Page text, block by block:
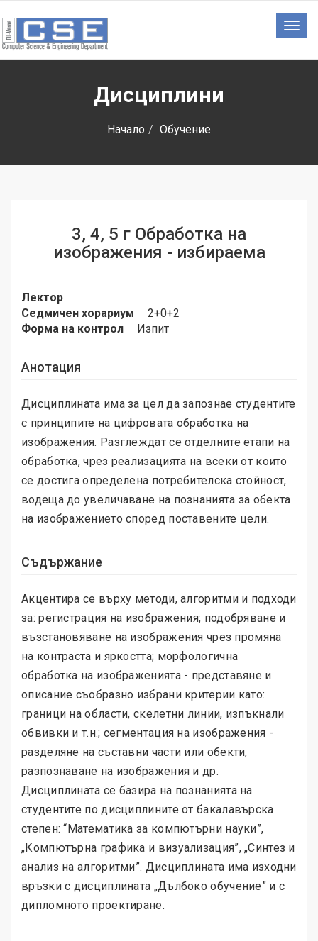
Дисциплини
Начало Обучение
3, 4, 5 г Обработка на
изображения - избираема
Лектор
Седмичен хорариум
2+0+2
Форма на контрол
Изпит
Анотация
Дисциплината има за цел да запознае студентите
с принципите на цифровата обработка на
изображения. Разглеждат се отделните етапи на
обработка, чрез реализацията на всеки от които
се достига определена потребителска стойност,
водеща до увеличаване на познанията за обекта
на изображението според поставените цели.
Съдържание
Акцентира се върху методи, алгоритми и подходи
за: регистрация на изображения; подобряване и
възстановяване на изображения чрез промяна
на контраста и яркостта; морфологична
обработка на изображенията - представяне и
описание съобразно избрани критерии като:
граници на области, скелетни линии, изпъкнали
обвивки и т.н.; сегментация на изображения -
разделяне на съставни части или обекти,
разпознаване на изображения и др.
Дисциплината се базира на познанията на
студентите по дисциплините от бакалавърска
степен: “Математика за компютърни науки”,
„Компютърна графика и визуализация”, „Синтез и
анализ на алгоритми”. Дисциплината има изходни
връзки с дисциплината „Дълбоко обучение” и с
дипломното проектиране.